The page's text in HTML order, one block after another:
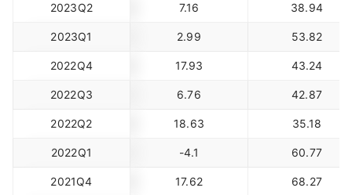
2023Q2 7.16 38.94
2023Q1 2.99 53.82
2022Q4 17.93 43.24
2022Q3 6.76 42.87
2022Q2 18.63 35.18
2022Q1 -4.1 60.77
2021Q4 17.62 68.27